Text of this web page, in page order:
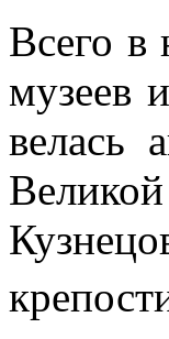
Всего в
музеев
велась